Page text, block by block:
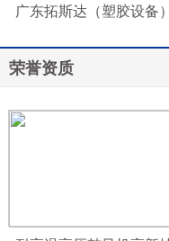
广东拓斯达（塑胶设备）
荣誉资质